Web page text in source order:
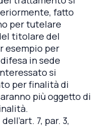
fatto
per tutelare
titolare del
esempio per
in sede
si
per finalità di
più oggetto di
7, par. 3,